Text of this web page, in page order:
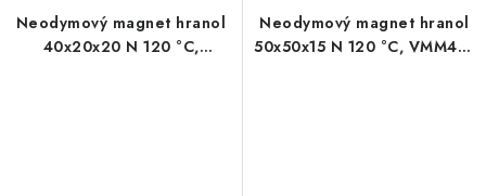
Neodymový magnet hranol
40x20x20 N 120 °C,
Neodymový magnet hranol
50x50x15 N 120 °C, VMM4H-